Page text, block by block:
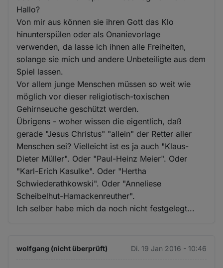
Hallo?
Von mir aus können sie ihren Gott das Klo
hinunterspülen oder als Onanievorlage
verwenden, da lasse ich ihnen alle Freiheiten,
solange sie mich und andere Unbeteiligte aus dem
Spiel lassen.
Vor allem junge Menschen müssen so weit wie
möglich vor dieser religiotisch-toxischen
Gehirnseuche geschützt werden.
Übrigens - woher wissen die eigentlich, daß
gerade "Jesus Christus" "allein" der Retter aller
Menschen sei? Vielleicht ist es ja auch "Klaus-
Dieter Müller". Oder "Paul-Heinz Meier". Oder
"Karl-Erich Kasulke". Oder "Hertha
Schwiederathkowski". Oder "Anneliese
Scheibelhut-Hamackenreuther".
Ich selber habe mich da noch nicht festgelegt...
wolfgang (nicht überprüft) Di. 19 Jan 2016 - 10:46